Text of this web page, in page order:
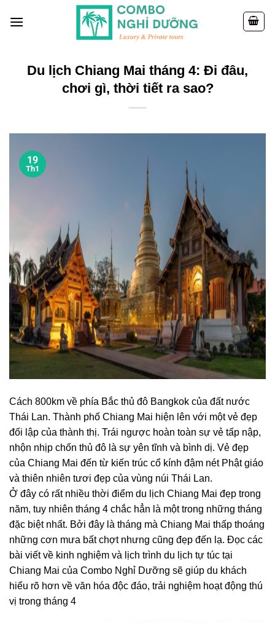
Du lịch Chiang Mai tháng 4: Đi đâu,
chơi gì, thời tiết ra sao?
19
Th1
Cách 800km về phía Bắc thủ đô Bangkok của đất nước
Thái Lan. Thành phố Chiang Mai hiện lên với một vẻ đẹp
đối lập của thành thị. Trái ngược hoàn toàn sự vẻ tấp nập,
nhộn nhịp chốn thủ đô là sự yên tĩnh và bình dị. Vẻ đẹp
của Chiang Mai đến từ kiến trúc cổ kính đậm nét Phật giáo
và thiên nhiên tươi đẹp của vùng núi Thái Lan.
Ở đây có rất nhiều thời điểm du lịch Chiang Mai đẹp trong
năm, tuy nhiên tháng 4 chắc hẳn là một trong những tháng
đặc biệt nhất. Bởi đây là tháng mà Chiang Mai thấp thoáng
những cơn mưa bất chợt nhưng cũng đẹp đến lạ. Đọc các
bài viết về kinh nghiệm và lịch trình du lịch tự túc tại
Chiang Mai của Combo Nghỉ Dưỡng sẽ giúp du khách
hiểu rõ hơn về văn hóa độc đáo, trải nghiệm hoạt động thú
vị trong tháng 4